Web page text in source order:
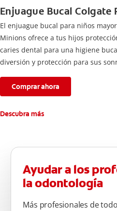
Enjuague Bucal Colgate
El enjuague bucal para niños
Minions ofrece a tus hijos
caries dental para una higiene
diversión y protección para sus
Comprar ahora
Descubra más
Ayudar a los
la odontología
Más profesionales de